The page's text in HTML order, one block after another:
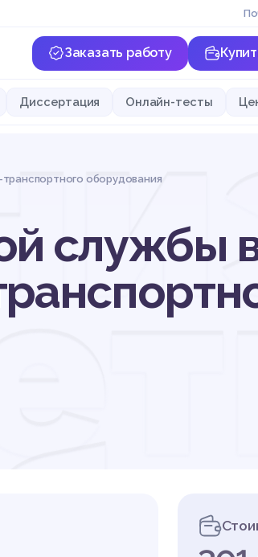
Заказать работу
Диссертация Онлайн-тесты
оборудования
службы